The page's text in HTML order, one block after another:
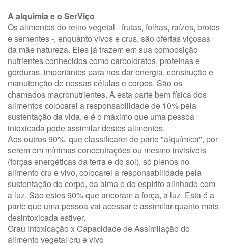
A alquimia e o SerViço
Os alimentos do reino vegetal - frutas, folhas, raízes, brotos
e sementes -, enquanto vivos e crus, são ofertas viçosas
da mãe natureza. Eles já trazem em sua composição
nutrientes conhecidos como carboidratos, proteínas e
gorduras, importantes para nos dar energia, construção e
manutenção de nossas células e corpos. São os
chamados macronutrientes. A esta parte bem física dos
alimentos colocarei a responsabilidade de 10% pela
sustentação da vida, e é o máximo que uma pessoa
intoxicada pode assimilar destes alimentos.
Aos outros 90%, que classificarei de parte "alquímica", por
serem em mínimas concentrações ou mesmo invisíveis
(forças energéticas da terra e do sol), só plenos no
alimento cru e vivo, colocarei a responsabilidade pela
sustentação do corpo, da alma e do espírito alinhado com
a luz. São estes 90% que ancoram a força, a luz. Esta é a
parte que uma pessoa vai acessar e assimilar quanto mais
desintoxicada estiver.
Grau intoxicação x Capacidade de Assimilação do
alimento vegetal cru e vivo